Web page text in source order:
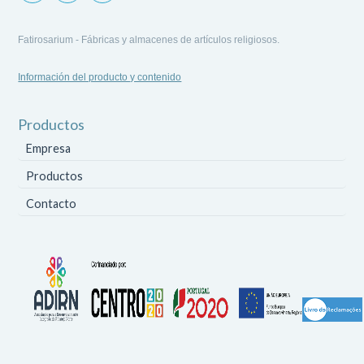
Fatirosarium - Fábricas y almacenes de artículos religiosos.
Información del producto y contenido
Productos
Empresa
Productos
Contacto